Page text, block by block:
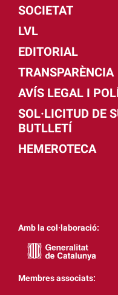
SOCIETAT
LVL
EDITORIAL
TRANSPARÈNCIA
AVÍS LEGAL I
SOL·LICITUD DE
BUTLLETÍ
HEMEROTECA
Amb la col·laboració:
Membres associats: